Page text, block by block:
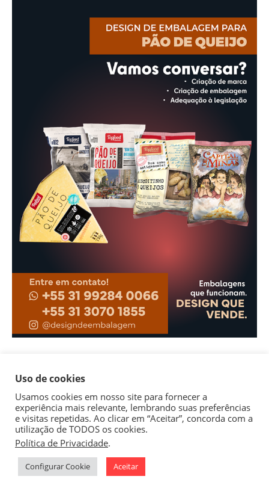
Uso de cookies
Usamos cookies em nosso site para fornecer a
experiência mais relevante, lembrando suas preferências
e visitas repetidas. Ao clicar em “Aceitar”, concorda com a
utilização de TODOS os cookies.
Política de Privacidade.
Configurar Cookie Aceitar